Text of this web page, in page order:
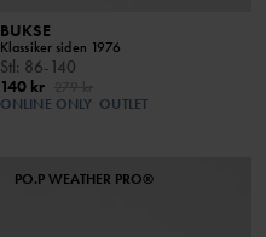
BUKSE
Klassiker siden 1976
Stl: 86-140
140 kr
ONLINE ONLY OUTLET
PO.P WEATHER PRO®